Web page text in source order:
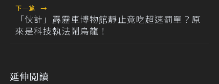
下一篇 →
「伙計」霹靂車博物館靜止竟吃超速罰單？原
來是科技執法鬧烏龍！
延伸閱讀